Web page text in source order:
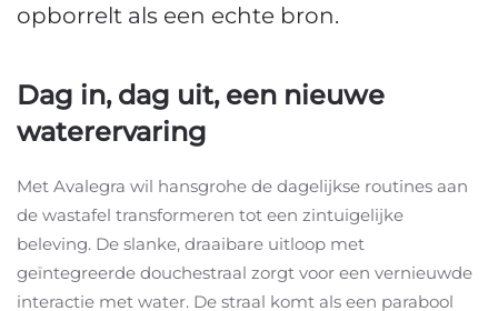
opborrelt als een echte bron.
Dag in, dag uit, een nieuwe
waterervaring
Met Avalegra wil hansgrohe de dagelijkse routines aan
de wastafel transformeren tot een zintuigelijke
beleving. De slanke, draaibare uitloop met
geïntegreerde douchestraal zorgt voor een vernieuwde
interactie met water. De straal komt als een parabool